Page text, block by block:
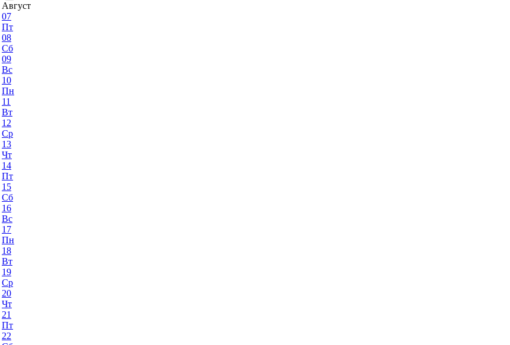
Август
07
Пт
08
Сб
09
Вс
10
Пн
11
Вт
12
Ср
13
Чт
14
Пт
15
Сб
16
Вс
17
Пн
18
Вт
19
Ср
20
Чт
21
Пт
22